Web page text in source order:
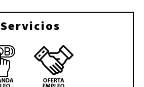
Servicios